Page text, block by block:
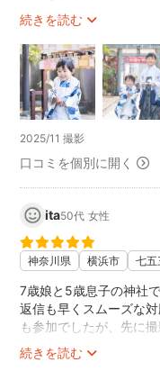
続きを読む
写真の仕上がりも良く
また機会があればリピ
2025/11 撮影
口コミを個別に開く
ita50代 女性
神奈川県 横浜市 七五
続きを読む
7歳娘と5歳息子の神社
返信も早くスムーズな
も参加でしたが、先に
気遣いもして頂きました
神社内は混みあってい